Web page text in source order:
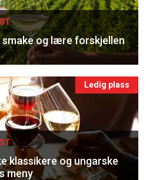
og lære forskjellen
Ledig plass
klassikere og ungarske
meny